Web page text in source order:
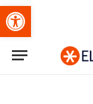
Obre la barra d'eines